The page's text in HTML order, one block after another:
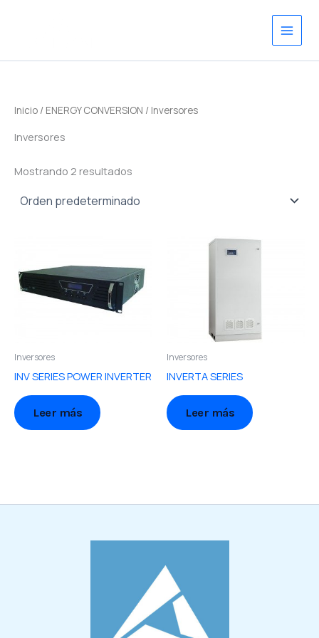
Inicio / ENERGY CONVERSION / Inversores
Inversores
Mostrando 2 resultados
Inversores
INV SERIES POWER INVERTER
Leer más
Inversores
INVERTA SERIES
Leer más